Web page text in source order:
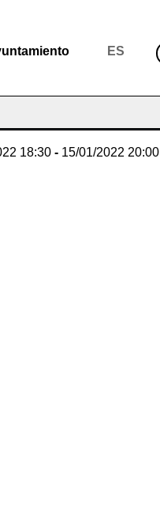
ES
18:30 - 15/01/2022 20:00